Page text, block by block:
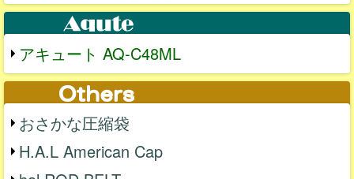
アキュート AQ-C48ML
おさかな圧縮袋
H.A.L American Cap